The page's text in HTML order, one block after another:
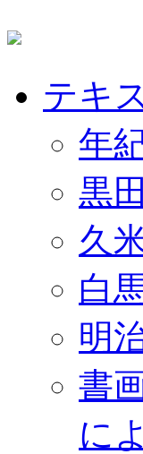
テキ
年
黒
久
白
明
書
に